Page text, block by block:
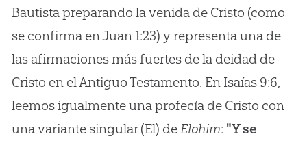
Bautista preparando la venida de Cristo (como
se confirma en Juan 1:23) y representa una de
las afirmaciones más fuertes de la deidad de
Cristo en el Antiguo Testamento. En Isaías 9:6,
leemos igualmente una profecía de Cristo con
una variante singular (El) deElohim: "Y se